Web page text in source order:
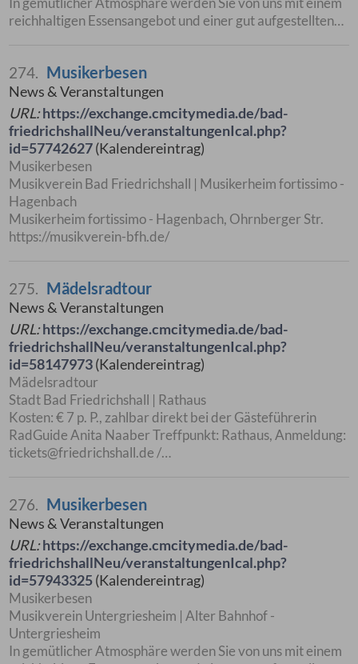
reichhaltigen Essensangebot und einer gut aufgestellten…
274. Musikerbesen
News & Veranstaltungen
URL:https://exchange.cmcitymedia.de/bad-
friedrichshallNeu/veranstaltungenIcal.php?
id=57742627(Kalendereintrag)
Musikerbesen
Musikverein Bad Friedrichshall | Musikerheim fortissimo -
Hagenbach
Musikerheim fortissimo - Hagenbach, Ohrnberger Str.
https://musikverein-bfh.de/
275. Mädelsradtour
News & Veranstaltungen
URL:https://exchange.cmcitymedia.de/bad-
friedrichshallNeu/veranstaltungenIcal.php?
id=58147973(Kalendereintrag)
Mädelsradtour
Stadt Bad Friedrichshall | Rathaus
Kosten: € 7 p. P., zahlbar direkt bei der Gästeführerin
RadGuide Anita Naaber Treffpunkt: Rathaus, Anmeldung:
tickets@friedrichshall.de /…
276. Musikerbesen
News & Veranstaltungen
URL:https://exchange.cmcitymedia.de/bad-
friedrichshallNeu/veranstaltungenIcal.php?
id=57943325(Kalendereintrag)
Musikerbesen
Musikverein Untergriesheim | Alter Bahnhof -
Untergriesheim
In gemütlicher Atmosphäre werden Sie von uns mit einem